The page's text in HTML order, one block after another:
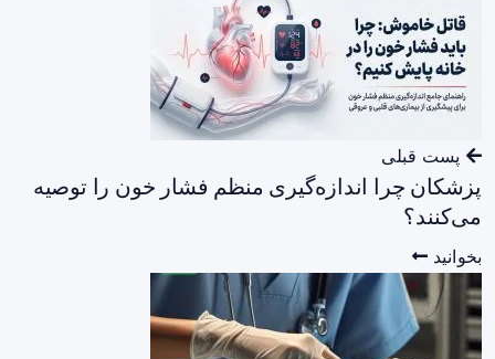
پست قبلی
پزشکان چرا اندازه‌گیری منظم فشار خون را توصیه
می‌کنند؟
بخوانید